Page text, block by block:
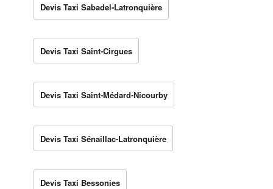
Devis Taxi Sabadel-Latronquière
Devis Taxi Saint-Cirgues
Devis Taxi Saint-Médard-Nicourby
Devis Taxi Sénaillac-Latronquière
Devis Taxi Bessonies